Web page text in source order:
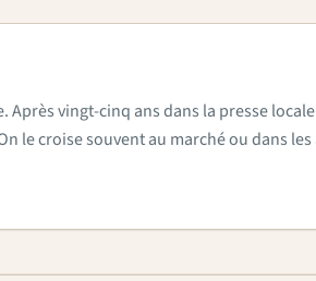
vingt-cinq ans dans la presse
le croise souvent au marché ou dans